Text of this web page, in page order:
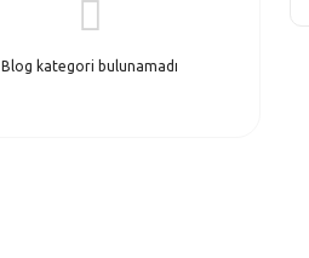
Blog kategori bulunamadı